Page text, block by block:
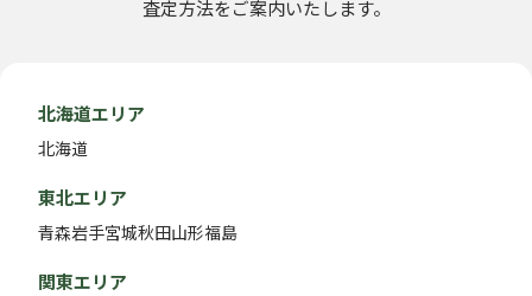
査定方法をご案内いたします。
北海道エリア
北海道
東北エリア
青森岩手宮城秋田山形福島
関東エリア